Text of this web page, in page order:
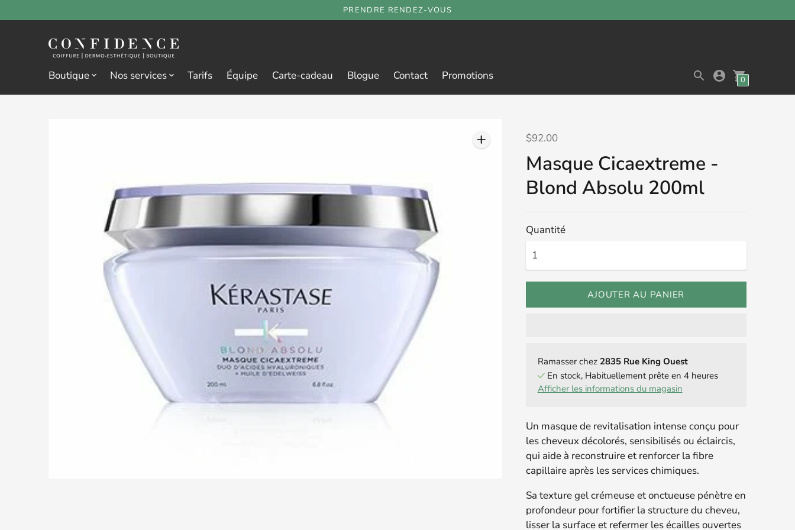
PRENDRE RENDEZ-VOUS
Boutique Nos services Tarifs Équipe Carte-cadeau Blogue Contact Promotions 0
$92.00
Masque Cicaextreme -
Blond Absolu 200ml
Quantité
AJOUTER AU PANIER
Ramasser chez 2835 Rue King Ouest
En stock, Habituellement prête en 4 heures
Afficher les informations du magasin
Un masque de revitalisation intense conçu pour
les cheveux décolorés, sensibilisés ou éclaircis,
qui aide à reconstruire et renforcer la fibre
capillaire après les services chimiques.
Sa texture gel crémeuse et onctueuse pénètre en
profondeur pour fortifier la structure du cheveu,
lisser la surface et refermer les écailles ouvertes